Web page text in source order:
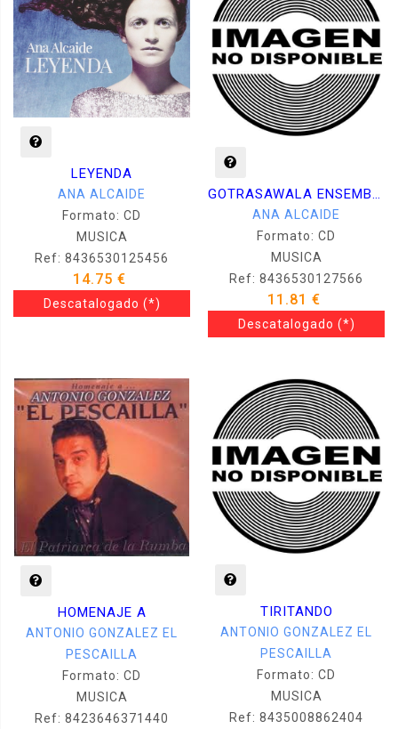
LEYENDA
ANA ALCAIDE
Formato: CD
MUSICA
Ref: 8436530125456
14.75 €
Descatalogado (*)
GOTRASAWALA ENSEMBLE
ANA ALCAIDE
Formato: CD
MUSICA
Ref: 8436530127566
11.81 €
Descatalogado (*)
HOMENAJE A
ANTONIO GONZALEZ EL
PESCAILLA
Formato: CD
MUSICA
Ref: 8423646371440
TIRITANDO
ANTONIO GONZALEZ EL
PESCAILLA
Formato: CD
MUSICA
Ref: 8435008862404